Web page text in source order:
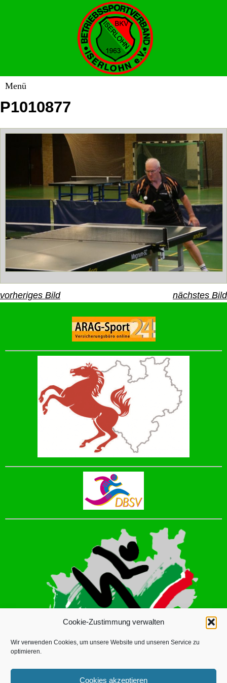
Cookie-Zustimmung verwalten
Wir verwenden Cookies, um unsere Website und unseren Service zu
optimieren.
Cookies akzeptieren
P1010877
vorheriges Bild nächstes Bild